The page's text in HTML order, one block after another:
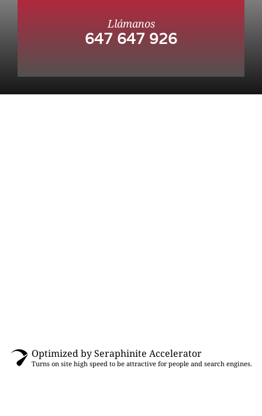
Llámanos
647 647 926
Optimized by Seraphinite Accelerator
Turns on site high speed to be attractive for people and search engines.